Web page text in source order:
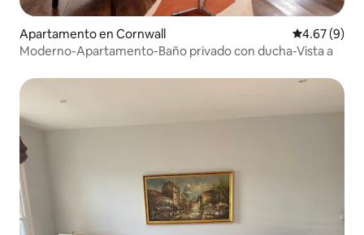
Apartamento en Cornwall Calificación
4.67 (9)
Moderno-Apartamento-Baño privado con ducha-Vista a